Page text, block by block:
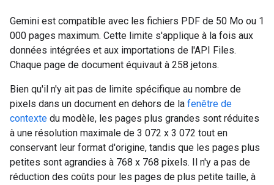
Gemini est compatible avec les fichiers PDF de 50 Mo ou 1
000 pages maximum. Cette limite s'applique à la fois aux
données intégrées et aux importations de l'API Files.
Chaque page de document équivaut à 258 jetons.
Bien qu'il n'y ait pas de limite spécifique au nombre de
pixels dans un document en dehors de la fenêtre de
contexte du modèle, les pages plus grandes sont réduites
à une résolution maximale de 3 072 x 3 072 tout en
conservant leur format d'origine, tandis que les pages plus
petites sont agrandies à 768 x 768 pixels. Il n'y a pas de
réduction des coûts pour les pages de plus petite taille, à